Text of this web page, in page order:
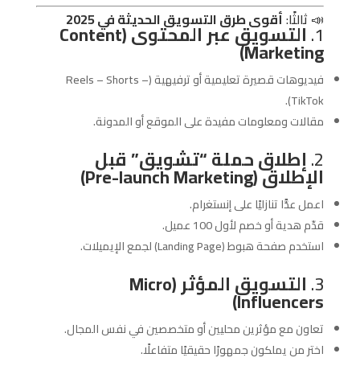
📣 ثالثًا:أقوى طرق التسويق الحديثة في 2025 1. التسويق عبر المحتوى (Content
Marketing)
فيديوهات قصيرة تعليمية أو ترفيهية (Reels – Shorts –
TikTok).
مقالات ومعلومات مفيدة على الموقع أو المدونة.
2. إطلاق حملة “تشويق” قبل
الإطلاق (Pre-launch Marketing)
اعمل عدًّا تنازليًا على إنستغرام.
قدّم هدية أو خصم لأول 100 عميل.
استخدم صفحة هبوط (Landing Page) لجمع الإيميلات.
3. التسويق المؤثر (Micro
Influencers)
تعاون مع مؤثرين محليين أو متخصصين في نفس المجال.
اختر من يملكون جمهورًا حقيقيًا متفاعلًا.